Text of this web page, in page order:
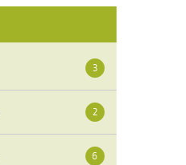
3
2
6